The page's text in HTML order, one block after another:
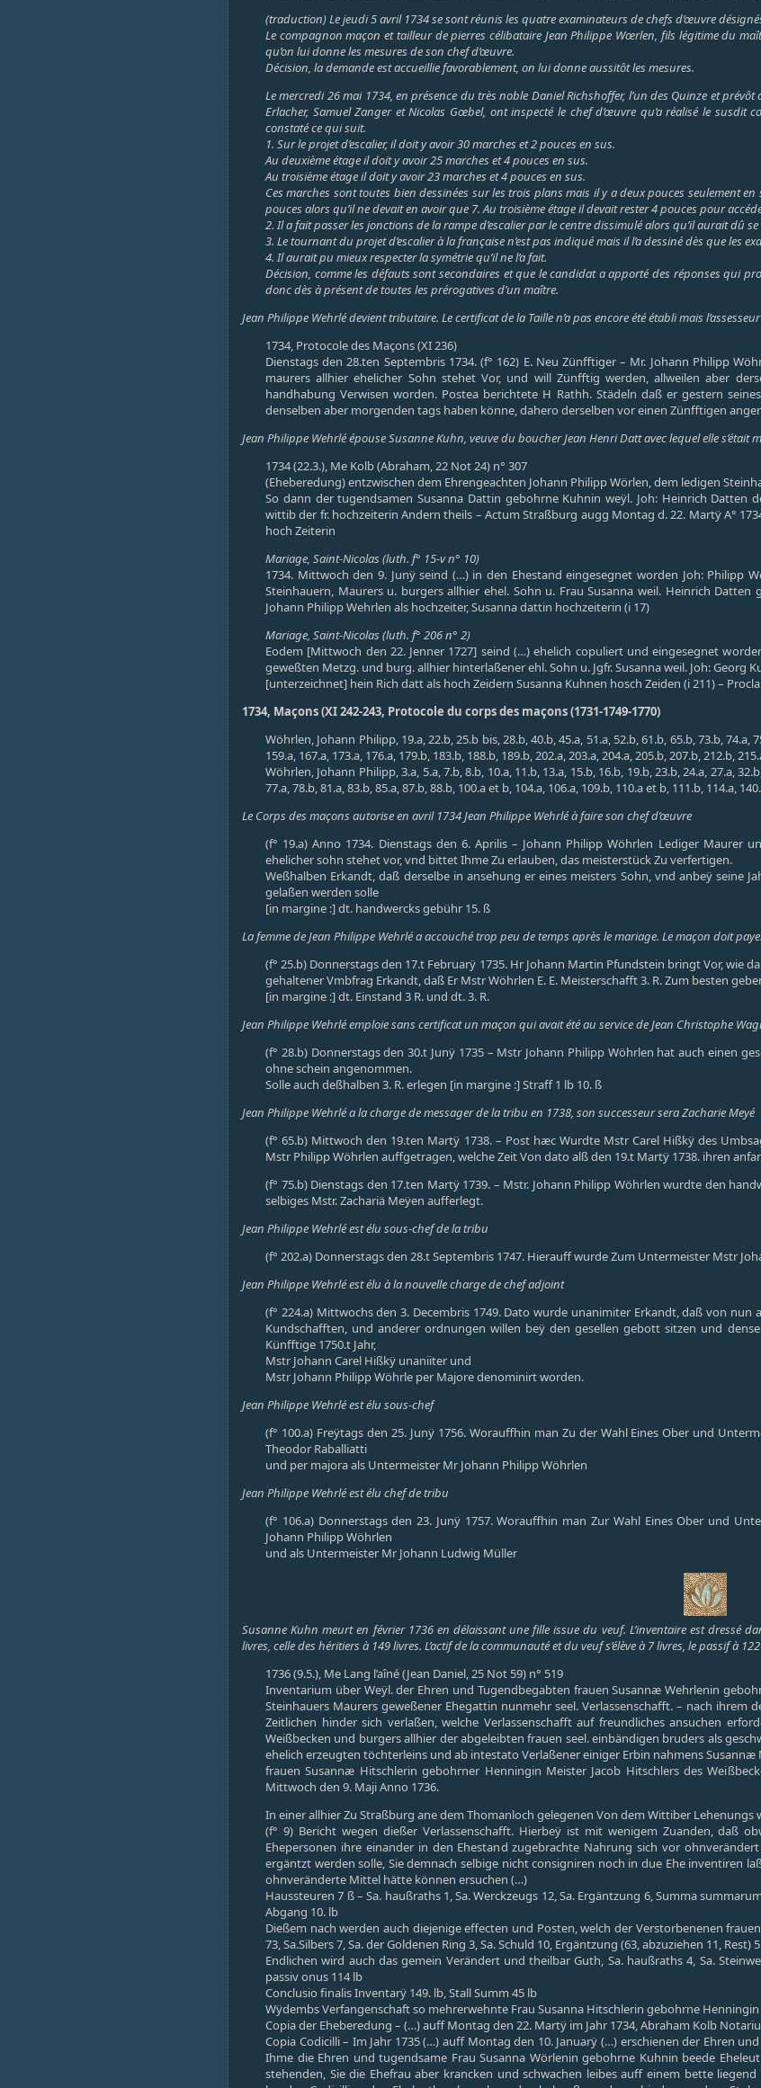
(traduction) Le jeudi 5 avril 1734 se sont réunis les quatre examinateurs de chefs d’œuvre
Le compagnon maçon et tailleur de pierres célibataire Jean Philippe Wœrlen, fils légitime du
qu’on lui donne les mesures de son chef d’œuvre.
Décision, la demande est accueillie favorablement, on lui donne aussitôt les mesures.
Le mercredi 26 mai 1734, en présence du très noble Daniel Richshoffer, l’un des Quinze et
Erlacher, Samuel Zanger et Nicolas Gœbel, ont inspecté le chef d’œuvre qu’a réalisé le
constaté ce qui suit.
1. Sur le projet d’escalier, il doit y avoir 30 marches et 2 pouces en sus.
Au deuxième étage il doit y avoir 25 marches et 4 pouces en sus.
Au troisième étage il doit y avoir 23 marches et 4 pouces en sus.
Ces marches sont toutes bien dessinées sur les trois plans mais il y a deux pouces seulement
pouces alors qu’il ne devait en avoir que 7. Au troisième étage il devait rester 4 pouces pour
2. Il a fait passer les jonctions de la rampe d’escalier par le centre dissimulé alors qu’il aurait dû
3. Le tournant du projet d’escalier à la française n’est pas indiqué mais il l’a dessiné dès que les
4. Il aurait pu mieux respecter la symétrie qu’il ne l’a fait.
Décision, comme les défauts sont secondaires et que le candidat a apporté des réponses qui
donc dès à présent de toutes les prérogatives d’un maître.
Jean Philippe Wehrlé devient tributaire. Le certificat de la Taille n’a pas encore été établi mais
1734, Protocole des Maçons (XI 236)
Dienstags den 28.ten Septembris 1734. (f° 162) E. Neu Zünfftiger – Mr. Johann Philipp
maurers allhier ehelicher Sohn stehet Vor, und will Zünfftig werden, allweilen aber
handhabung Verwisen worden. Postea berichtete H Rathh. Städeln daß er gestern
denselben aber morgenden tags haben könne, dahero derselben vor einen Zünfftigen
Jean Philippe Wehrlé épouse Susanne Kuhn, veuve du boucher Jean Henri Datt avec lequel elle
1734 (22.3.), Me Kolb (Abraham, 22 Not 24) n° 307
(Eheberedung) entzwischen dem Ehrengeachten Johann Philipp Wörlen, dem ledigen
So dann der tugendsamen Susanna Dattin gebohrne Kuhnin weÿl. Joh: Heinrich
wittib der fr. hochzeiterin Andern theils – Actum Straßburg augg Montag d. 22. Martÿ A°
hoch Zeiterin
Mariage, Saint-Nicolas (luth. f° 15-v n° 10)
1734. Mittwoch den 9. Junÿ seind (…) in den Ehestand eingesegnet worden Joh: Philipp
Steinhauern, Maurers u. burgers allhier ehel. Sohn u. Frau Susanna weil. Heinrich
Johann Philipp Wehrlen als hochzeiter, Susanna dattin hochzeiterin (i 17)
Mariage, Saint-Nicolas (luth. f° 206 n° 2)
Eodem [Mittwoch den 22. Jenner 1727] seind (…) ehelich copuliert und eingesegnet
geweßten Metzg. und burg. allhier hinterlaßener ehl. Sohn u. Jgfr. Susanna weil. Joh:
[unterzeichnet] hein Rich datt als hoch Zeidern Susanna Kuhnen hosch Zeiden (i 211) –
1734, Maçons (XI 242-243, Protocole du corps des maçons (1731-1749-1770)
Wöhrlen, Johann Philipp, 19.a, 22.b, 25.b bis, 28.b, 40.b, 45.a, 51.a, 52.b, 61.b, 65.b, 73.b, 74.a,
159.a, 167.a, 173.a, 176.a, 179.b, 183.b, 188.b, 189.b, 202.a, 203.a, 204.a, 205.b, 207.b, 212.b,
Wöhrlen, Johann Philipp, 3.a, 5.a, 7.b, 8.b, 10.a, 11.b, 13.a, 15.b, 16.b, 19.b, 23.b, 24.a, 27.a,
77.a, 78.b, 81.a, 83.b, 85.a, 87.b, 88.b, 100.a et b, 104.a, 106.a, 109.b, 110.a et b, 111.b, 114.a,
Le Corps des maçons autorise en avril 1734 Jean Philippe Wehrlé à faire son chef d’œuvre
(f° 19.a) Anno 1734. Dienstags den 6. Aprilis – Johann Philipp Wöhrlen Lediger Maurer
ehelicher sohn stehet vor, vnd bittet Ihme Zu erlauben, das meisterstück Zu verfertigen.
Weßhalben Erkandt, daß derselbe in ansehung er eines meisters Sohn, vnd anbeÿ seine
gelaßen werden solle
[in margine :] dt. handwercks gebühr 15. ß
La femme de Jean Philippe Wehrlé a accouché trop peu de temps après le mariage. Le maçon doit
(f° 25.b) Donnerstags den 17.t Februarÿ 1735. Hr Johann Martin Pfundstein bringt Vor, wie
gehaltener Vmbfrag Erkandt, daß Er Mstr Wöhrlen E. E. Meisterschafft 3. R. Zum besten
[in margine :] dt. Einstand 3 R. und dt. 3. R.
Jean Philippe Wehrlé emploie sans certificat un maçon qui avait été au service de Jean Christophe
(f° 28.b) Donnerstags den 30.t Junÿ 1735 – Mstr Johann Philipp Wöhrlen hat auch einen
ohne schein angenommen.
Solle auch deßhalben 3. R. erlegen [in margine :] Straff 1 lb 10. ß
Jean Philippe Wehrlé a la charge de messager de la tribu en 1738, son successeur sera Zacharie Meyé
(f° 65.b) Mittwoch den 19.ten Martÿ 1738. – Post hæc Wurdte Mstr Carel Hißkÿ des
Mstr Philipp Wöhrlen auffgetragen, welche Zeit Von dato alß den 19.t Martÿ 1738. ihren
(f° 75.b) Dienstags den 17.ten Martÿ 1739. – Mstr. Johann Philipp Wöhrlen wurdte den
selbiges Mstr. Zachariä Meÿen aufferlegt.
Jean Philippe Wehrlé est élu sous-chef de la tribu
(f° 202.a) Donnerstags den 28.t Septembris 1747. Hierauff wurde Zum Untermeister Mstr
Jean Philippe Wehrlé est élu à la nouvelle charge de chef adjoint
(f° 224.a) Mittwochs den 3. Decembris 1749. Dato wurde unanimiter Erkandt, daß von
Kundschafften, und anderer ordnungen willen beÿ den gesellen gebott sitzen und
Künfftige 1750.t Jahr,
Mstr Johann Carel Hißkÿ unaniiter und
Mstr Johann Philipp Wöhrle per Majore denominirt worden.
Jean Philippe Wehrlé est élu sous-chef
(f° 100.a) Freÿtags den 25. Junÿ 1756. Worauffhin man Zu der Wahl Eines Ober und
Theodor Raballiatti
und per majora als Untermeister Mr Johann Philipp Wöhrlen
Jean Philippe Wehrlé est élu chef de tribu
(f° 106.a) Donnerstags den 23. Junÿ 1757. Worauffhin man Zur Wahl Eines Ober und
Johann Philipp Wöhrlen
und als Untermeister Mr Johann Ludwig Müller
Susanne Kuhn meurt en février 1736 en délaissant une fille issue du veuf. L’inventaire est dressé
livres, celle des héritiers à 149 livres. L’actif de la communauté et du veuf s’élève à 7 livres, le passif à
1736 (9.5.), Me Lang l’aîné (Jean Daniel, 25 Not 59) n° 519
Inventarium über Weÿl. der Ehren und Tugendbegabten frauen Susannæ Wehrlenin
Steinhauers Maurers geweßener Ehegattin nunmehr seel. Verlassenschafft. – nach
Zeitlichen hinder sich verlaßen, welche Verlassenschafft auf freundliches ansuchen
Weißbecken und burgers allhier der abgeleibten frauen seel. einbändigen bruders als
ehelich erzeugten töchterleins und ab intestato Verlaßener einiger Erbin nahmens
frauen Susannæ Hitschlerin gebohrner Henningin Meister Jacob Hitschlers des
Mittwoch den 9. Maji Anno 1736.
In einer allhier Zu Straßburg ane dem Thomanloch gelegenen Von dem Wittiber
(f° 9) Bericht wegen dießer Verlassenschafft. Hierbeÿ ist mit wenigem Zuanden, daß
Ehepersonen ihre einander in den Ehestand zugebrachte Nahrung sich vor
ergäntzt werden solle, Sie demnach selbige nicht consigniren noch in due Ehe inventiren
ohnveränderte Mittel hätte können ersuchen (…)
Haussteuren 7 ß – Sa. haußraths 1, Sa. Werckzeugs 12, Sa. Ergäntzung 6, Summa
Abgang 10. lb
Dießem nach werden auch diejenige effecten und Posten, welch der Verstorbenenen
73, Sa.Silbers 7, Sa. der Goldenen Ring 3, Sa. Schuld 10, Ergäntzung (63, abzuziehen 11,
Endlichen wird auch das gemein Verändert und theilbar Guth, Sa. haußraths 4, Sa.
passiv onus 114 lb
Conclusio finalis Inventarÿ 149. lb, Stall Summ 45 lb
Wÿdembs Verfangenschaft so mehrerwehnte Frau Susanna Hitschlerin gebohrne
Copia der Eheberedung – (…) auff Montag den 22. Martÿ im Jahr 1734, Abraham Kolb
Copia Codicilli – Im Jahr 1735 (…) auff Montag den 10. Januarÿ (…) erschienen der Ehren
Ihme die Ehren und tugendsame Frau Susanna Wörlenin gebohrne Kuhnin beede
stehenden, Sie die Ehefrau aber krancken und schwachen leibes auff einem bette